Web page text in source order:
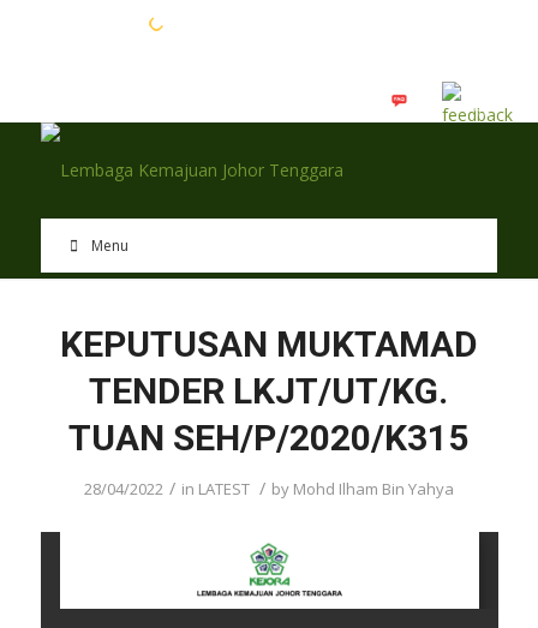
Menu
KEPUTUSAN MUKTAMAD
TENDER LKJT/UT/KG.
TUAN SEH/P/2020/K315
28/04/2022 / in LATEST / by Mohd Ilham Bin Yahya